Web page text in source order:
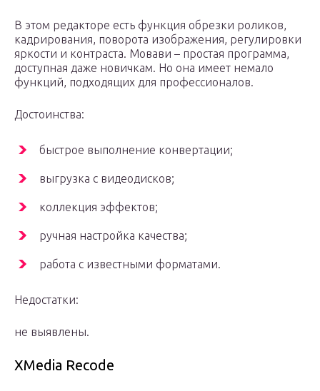
В этом редакторе есть функция обрезки роликов,
кадрирования, поворота изображения, регулировки
яркости и контраста. Мовави – простая программа,
доступная даже новичкам. Но она имеет немало
функций, подходящих для профессионалов.
Достоинства:
быстрое выполнение конвертации;
выгрузка с видеодисков;
коллекция эффектов;
ручная настройка качества;
работа с известными форматами.
Недостатки:
не выявлены.
XMedia Recode